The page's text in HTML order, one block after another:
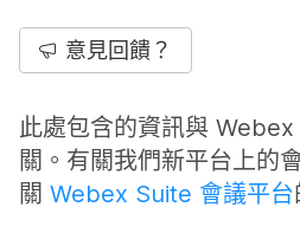
意見回饋？
此處包含的資訊與
關。有關我們新平台上的
關 Webex Suite 會議平台